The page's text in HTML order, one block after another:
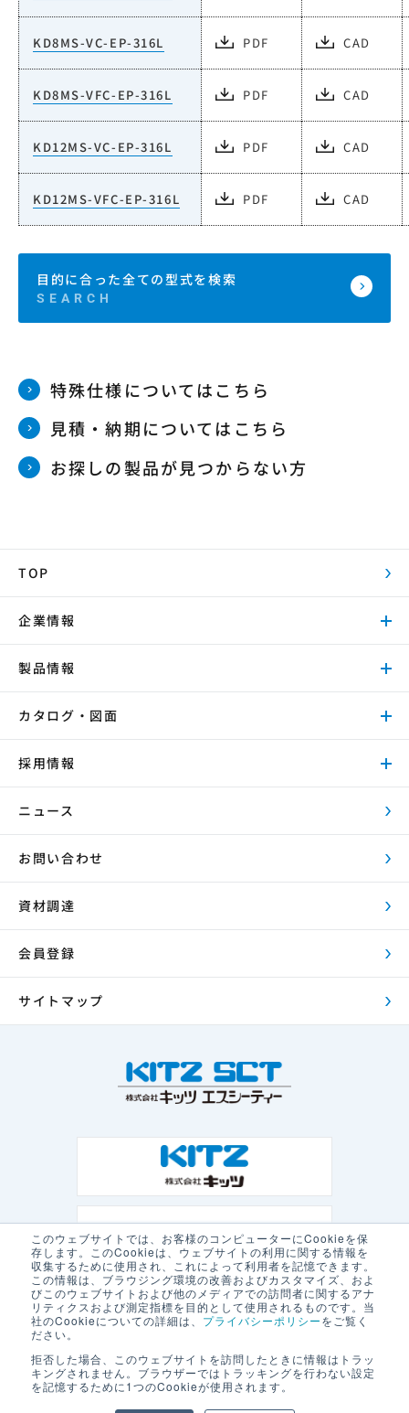
このウェブサイトでは、お客様のコンピューターにCookieを保
存します。このCookieは、ウェブサイトの利用に関する情報を
収集するために使用され、これによって利用者を記憶できます。
この情報は、ブラウジング環境の改善およびカスタマイズ、およ
びこのウェブサイトおよび他のメディアでの訪問者に関するアナ
リティクスおよび測定指標を目的として使用されるものです。当
社のCookieについての詳細は、 プライバシーポリシーをご覧く
ださい。
拒否した場合、このウェブサイトを訪問したときに情報はトラッ
キングされません。ブラウザーではトラッキングを行わない設定
を記憶するために1つのCookieが使用されます。
KD8MS-VC-EP-316L PDF CAD
KD8MS-VFC-EP-316L PDF CAD
KD12MS-VC-EP-316L PDF CAD
KD12MS-VFC-EP-316L PDF CAD
目的に合った全ての型式を検索
特殊仕様についてはこちら
見積・納期についてはこちら
お探しの製品が見つからない方
TOP
企業情報
製品情報
カタログ・図面
採用情報
ニュース
お問い合わせ
資材調達
会員登録
サイトマップ
プライバシーポリシー